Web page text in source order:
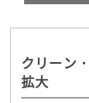
クリーン
拡大
持続可能な
クルマづ
自動運転 /
デジタル
ドライビ
へのこだわ